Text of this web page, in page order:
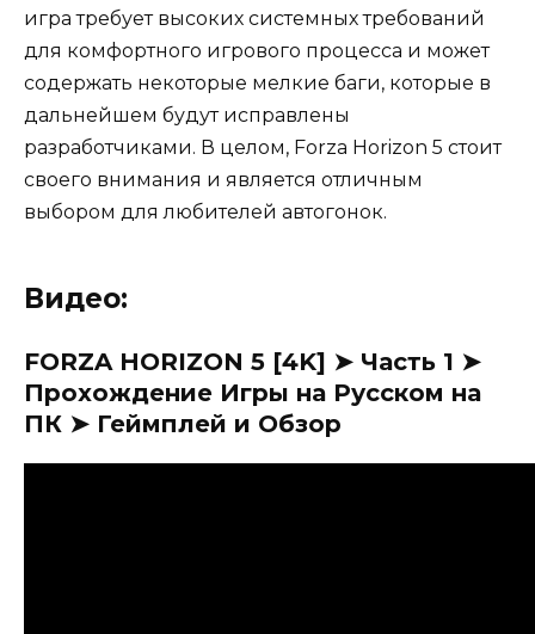
игра требует высоких системных требований
для комфортного игрового процесса и может
содержать некоторые мелкие баги, которые в
дальнейшем будут исправлены
разработчиками. В целом, Forza Horizon 5 стоит
своего внимания и является отличным
выбором для любителей автогонок.
Видео:
FORZA HORIZON 5 [4K] ➤ Часть 1 ➤
Прохождение Игры на Русском на
ПК ➤ Геймплей и Обзор